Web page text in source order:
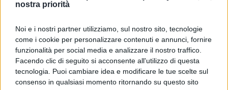
nostra priorità
Noi e i nostri partner utilizziamo, sul nostro sito, tecnologie
come i cookie per personalizzare contenuti e annunci, fornire
funzionalità per social media e analizzare il nostro traffico.
Facendo clic di seguito si acconsente all'utilizzo di questa
tecnologia. Puoi cambiare idea e modificare le tue scelte sul
consenso in qualsiasi momento ritornando su questo sito
Silicon Valley, con particolare attenzione ai prestiti
alle start-up tecnologiche. SVB ha annunciato che
stava vendendo il suo portafoglio Asset For Sale ($
21 miliardi) per posizionarsi a tassi più elevati e
nel processo ha subito una perdita di $ 1,8